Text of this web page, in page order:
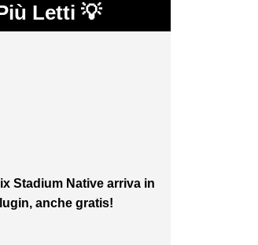
Letti 💡
Stadium Native arriva in
anche gratis!